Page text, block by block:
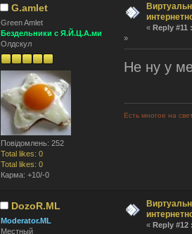
G.amlet
Green Amlet
Бездельники с Я.Й.Ц.А.ми
Олдскул
Повідомлень: 252
Total likes: 0
Total likes: 0
Карма: +10/-0
« Reply #11 :
»
Не ну у
Есть многое на
DozoR.ML
Moderator.ML
Местный
« Reply #12